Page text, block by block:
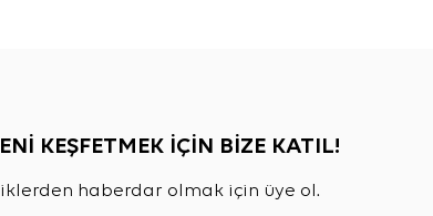
KEŞFETMEK İÇİN BİZE KATIL!
haberdar olmak için üye ol.